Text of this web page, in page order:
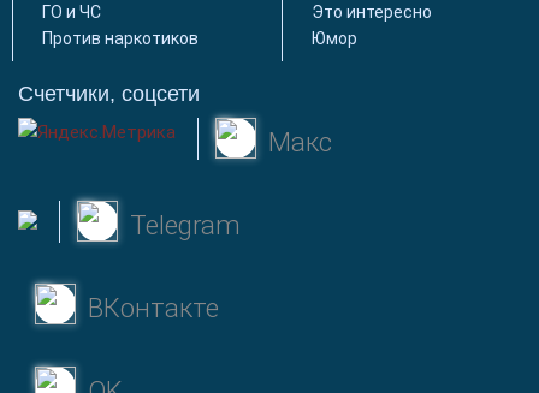
ГО и ЧС
Против наркотиков
Это интересно
Юмор
Счетчики, соцсети
Макс
Telegram
ВКонтакте